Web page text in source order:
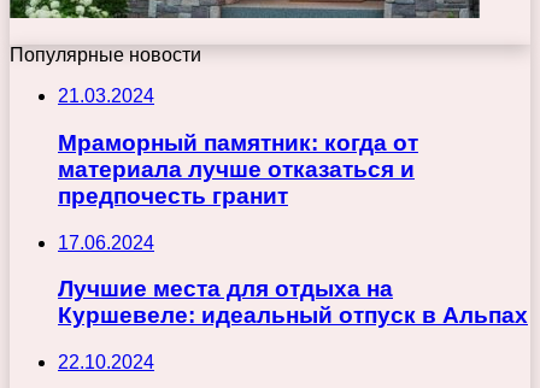
Популярные новости
21.03.2024
Мраморный памятник: когда от
материала лучше отказаться и
предпочесть гранит
17.06.2024
Лучшие места для отдыха на
Куршевеле: идеальный отпуск в Альпах
22.10.2024